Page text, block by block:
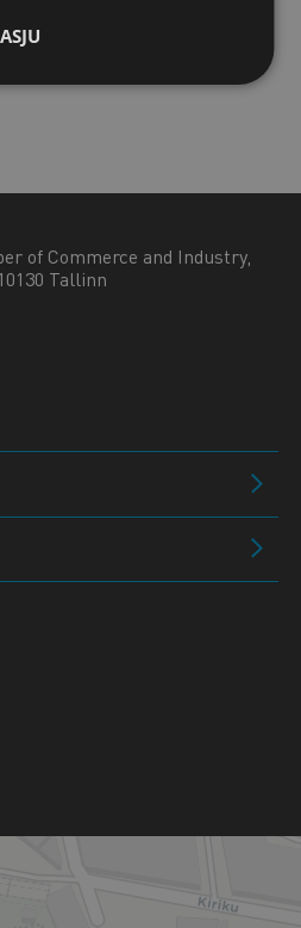
of Commerce and Industry,
Tallinn